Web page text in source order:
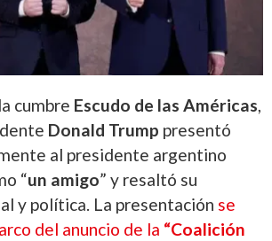
cumbre Escudo de las Américas,
Donald Trump presentó
al presidente argentino
“un amigo” y resaltó su
y política. La presentación se
del anuncio de la “Coalición